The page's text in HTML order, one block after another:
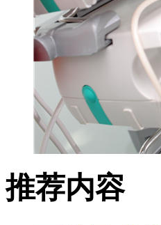
推荐内容